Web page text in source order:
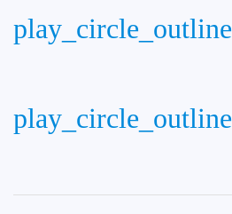
play_circle_outline
play_circle_outline